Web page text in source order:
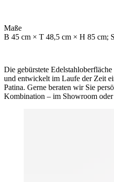
Maße
B 45 cm × T 48,5 cm × H 85 cm;
Die gebürstete
und entwickelt im Laufe der Zeit
Patina. Gerne beraten wir Sie
Kombination – im Showroom oder